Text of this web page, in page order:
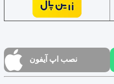
نصب اپ آیفون